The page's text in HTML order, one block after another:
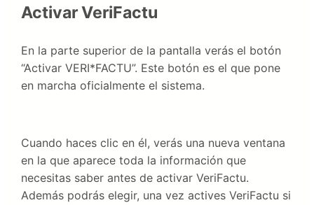
Activar VeriFactu
En la parte superior de la pantalla verás el botón
“Activar VERI*FACTU”. Este botón es el que pone
en marcha oficialmente el sistema.
Cuando haces clic en él, verás una nueva ventana
en la que aparece toda la información que
necesitas saber antes de activar VeriFactu.
Además podrás elegir, una vez actives VeriFactu si